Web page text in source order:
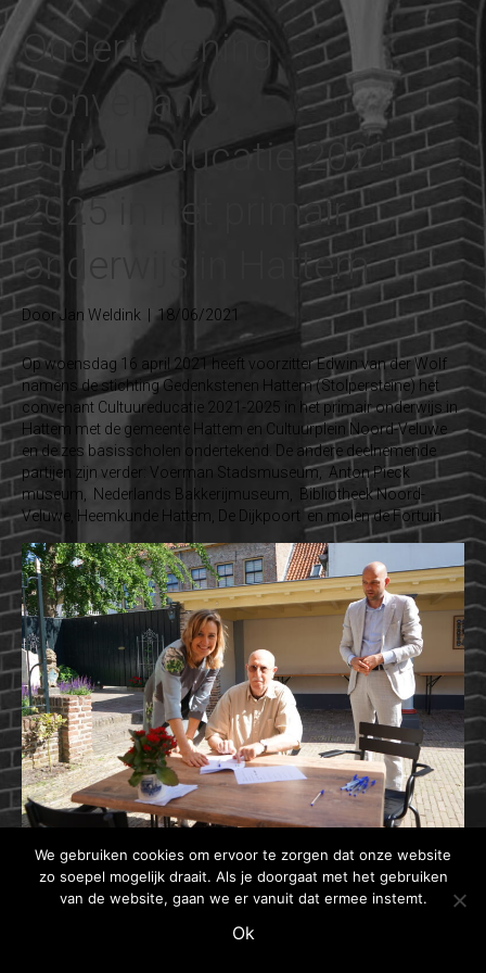
Ondertekening
Convenant
Cultuureducatie 2021-
2025 in het primair
onderwijs in Hattem
DoorJan Weldink 18/06/2021
Op woensdag 16 april 2021 heeft voorzitter Edwin van der Wolf
namens de stichting Gedenkstenen Hattem (Stolpersteine) het
convenant Cultuureducatie 2021-2025 in het primair onderwijs in
Hattem met de gemeente Hattem en Cultuurplein Noord-Veluwe
en de zes basisscholen ondertekend. De andere deelnemende
partijen zijn verder: Voerman Stadsmuseum, Anton Pieck
museum, Nederlands Bakkerijmuseum, Bibliotheek Noord-
Veluwe, Heemkunde Hattem, De Dijkpoort en molen de Fortuin.
We gebruiken cookies om ervoor te zorgen dat onze website
zo soepel mogelijk draait. Als je doorgaat met het gebruiken
van de website, gaan we er vanuit dat ermee instemt.
Ok